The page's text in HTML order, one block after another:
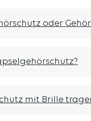
oder
mit Brille